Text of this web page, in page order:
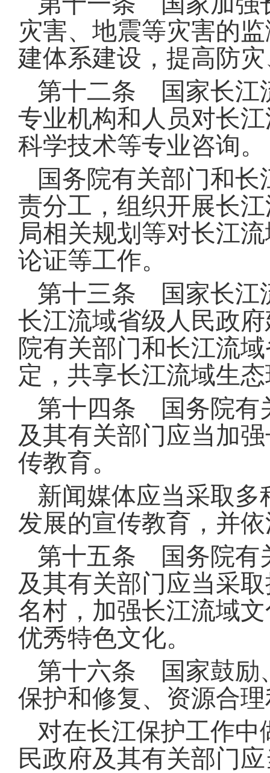
灾害、地震等灾害的
建体系建设，提高防
第十二条 国家长江
专业机构和人员对长
科学技术等专业咨询。
国务院有关部门和
责分工，组织开展长
局相关规划等对长江
论证等工作。
第十三条 国家长江
长江流域省级人民政
院有关部门和长江流
定，共享长江流域生
第十四条 国务院有
及其有关部门应当加
传教育。
新闻媒体应当采取
发展的宣传教育，并
第十五条 国务院有
及其有关部门应当采
名村，加强长江流域
优秀特色文化。
第十六条 国家鼓励
保护和修复、资源合
对在长江保护工作
民政府及其有关部门